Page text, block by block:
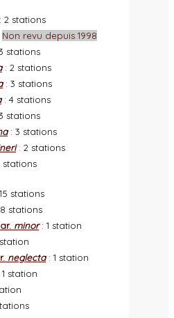
2 stations
Non revu depuis 1998
stations
: 2 stations
: 3 stations
: 4 stations
stations
: 3 stations
: 2 stations
stations
15 stations
8 stations
minor: 1 station
neglecta: 1 station
1 station